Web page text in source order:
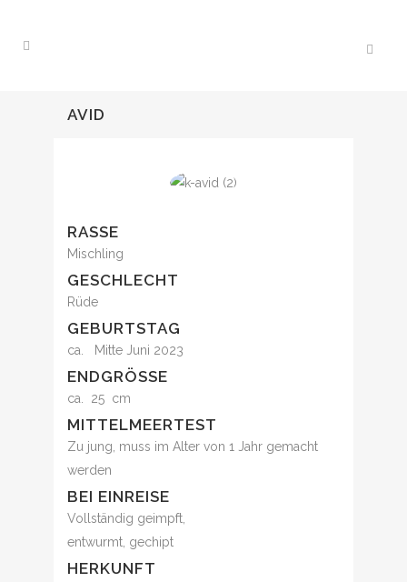
AVID
RASSE
Mischling
GESCHLECHT
Rüde
GEBURTSTAG
ca. Mitte Juni 2023
ENDGRÖSSE
ca. 25 cm
MITTELMEERTEST
Zu jung, muss im Alter von 1 Jahr gemacht
werden
BEI EINREISE
Vollständig geimpft,
entwurmt, gechipt
HERKUNFT